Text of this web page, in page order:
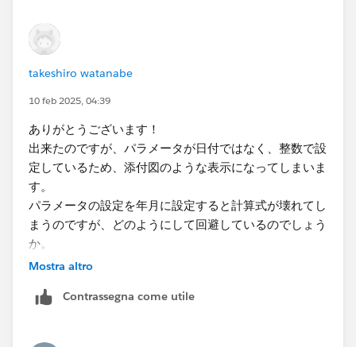
takeshiro watanabe
10 feb 2025, 04:39
ありがとうございます！
出来たのですが、パラメータが日付ではなく、整数で設
定しているため、添付図のような表示になってしまいま
す。
パラメータの設定を年月に設定すると計算式が壊れてし
まうのですが、どのようにして回避しているのでしょう
か。
Mostra altro
Contrassegna come utile